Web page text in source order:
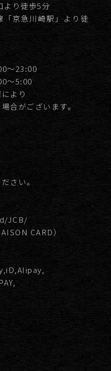
より徒歩5分
「京急川崎駅」より徒
～23:00
～5:00
より
合がございます。
さい。
JCB/
CARD）